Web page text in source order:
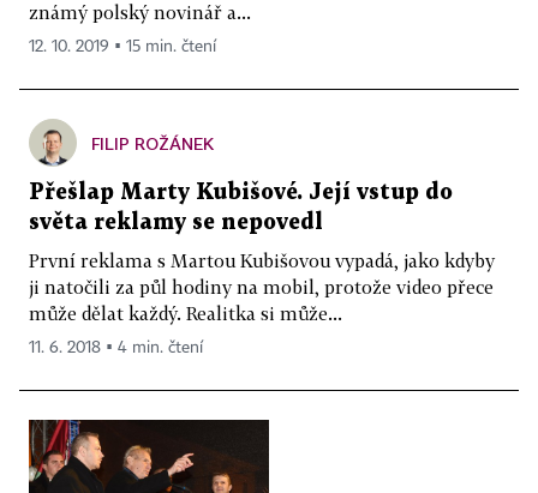
známý polský novinář a...
12. 10. 2019 ▪ 15 min. čtení
FILIP ROŽÁNEK
Přešlap Marty Kubišové. Její vstup do
světa reklamy se nepovedl
První reklama s Martou Kubišovou vypadá, jako kdyby
ji natočili za půl hodiny na mobil, protože video přece
může dělat každý. Realitka si může...
11. 6. 2018 ▪ 4 min. čtení